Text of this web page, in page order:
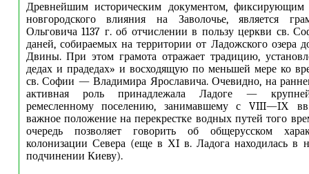
Древнейшим историческим документом, фиксирующим
новгородского влияния на Заволочье, является
Ольговича 1137 г. об отчислении в пользу церкви св.
даней, собираемых на территории от Ладожского озера
Двины. При этом грамота отражает традицию,
дедах и прадедах» и восходящую по меньшей мере ко
св. Софии — Владимира Ярославича. Очевидно, на
активная роль принадлежала Ладоге —
ремесленному поселению, занимавшему с VIII—IХ
важное положение на перекрестке водных путей того
очередь позволяет говорить об общерусском
колонизации Севера (еще в ХI в. Ладога находилась в
подчинении Киеву).